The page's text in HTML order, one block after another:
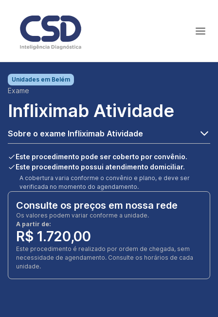
Unidades em Belém
Exame
Infliximab Atividade
Sobre o exame Infliximab Atividade
Este procedimento pode ser coberto por convênio.
Este procedimento possui atendimento domiciliar.
A cobertura varia conforme o convênio e plano, e deve ser
verificada no momento do agendamento.
Consulte os preços em nossa rede
Os valores podem variar conforme a unidade.
A partir de:
R$ 1.720,00
Este procedimento é realizado por ordem de chegada, sem
necessidade de agendamento. Consulte os horários de cada
unidade.